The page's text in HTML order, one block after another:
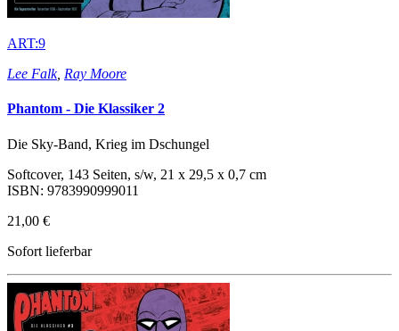
ART:9
Lee Falk, Ray Moore
Phantom - Die Klassiker 2
Die Sky-Band, Krieg im Dschungel
Softcover, 143 Seiten, s/w, 21 x 29,5 x 0,7 cm
ISBN: 9783990999011
21,00 €
Sofort lieferbar